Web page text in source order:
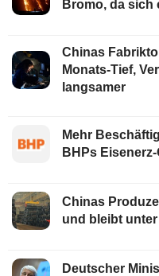
Bromo, da sich
Chinas
Monats-Tief,
langsamer
Mehr
BHPs
Chinas
und bleibt
Deutscher